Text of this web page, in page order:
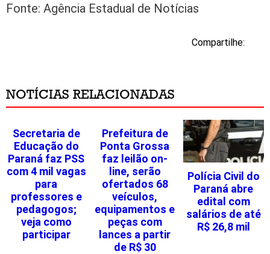
Fonte: Agência Estadual de Notícias
Compartilhe:
NOTÍCIAS RELACIONADAS
Secretaria de
Educação do
Paraná faz PSS
com 4 mil vagas
para
professores e
pedagogos;
veja como
participar
Prefeitura de
Ponta Grossa
faz leilão on-
line, serão
ofertados 68
veículos,
equipamentos e
peças com
lances a partir
de R$ 30
Polícia Civil do
Paraná abre
edital com
salários de até
R$ 26,8 mil